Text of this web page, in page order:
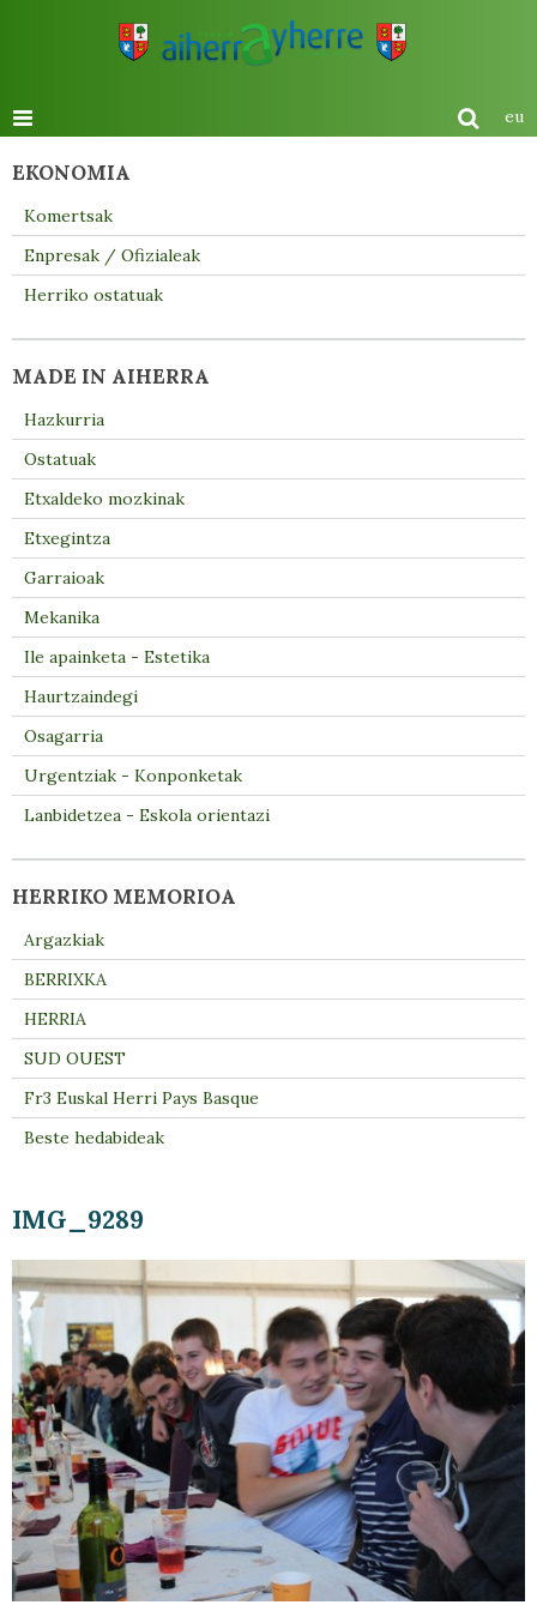
eu
IMG_9289
EKONOMIA
Komertsak
Enpresak / Ofizialeak
Herriko ostatuak
MADE IN AIHERRA
Hazkurria
Ostatuak
Etxaldeko mozkinak
Etxegintza
Garraioak
Mekanika
Ile apainketa - Estetika
Haurtzaindegi
Osagarria
Urgentziak - Konponketak
Lanbidetzea - Eskola orientazi
HERRIKO MEMORIOA
Argazkiak
BERRIXKA
HERRIA
SUD OUEST
Fr3 Euskal Herri Pays Basque
Beste hedabideak